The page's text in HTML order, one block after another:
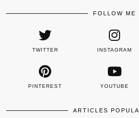
FOLLOW ME
TWITTER INSTAGRAM
PINTEREST YOUTUBE
ARTICLES